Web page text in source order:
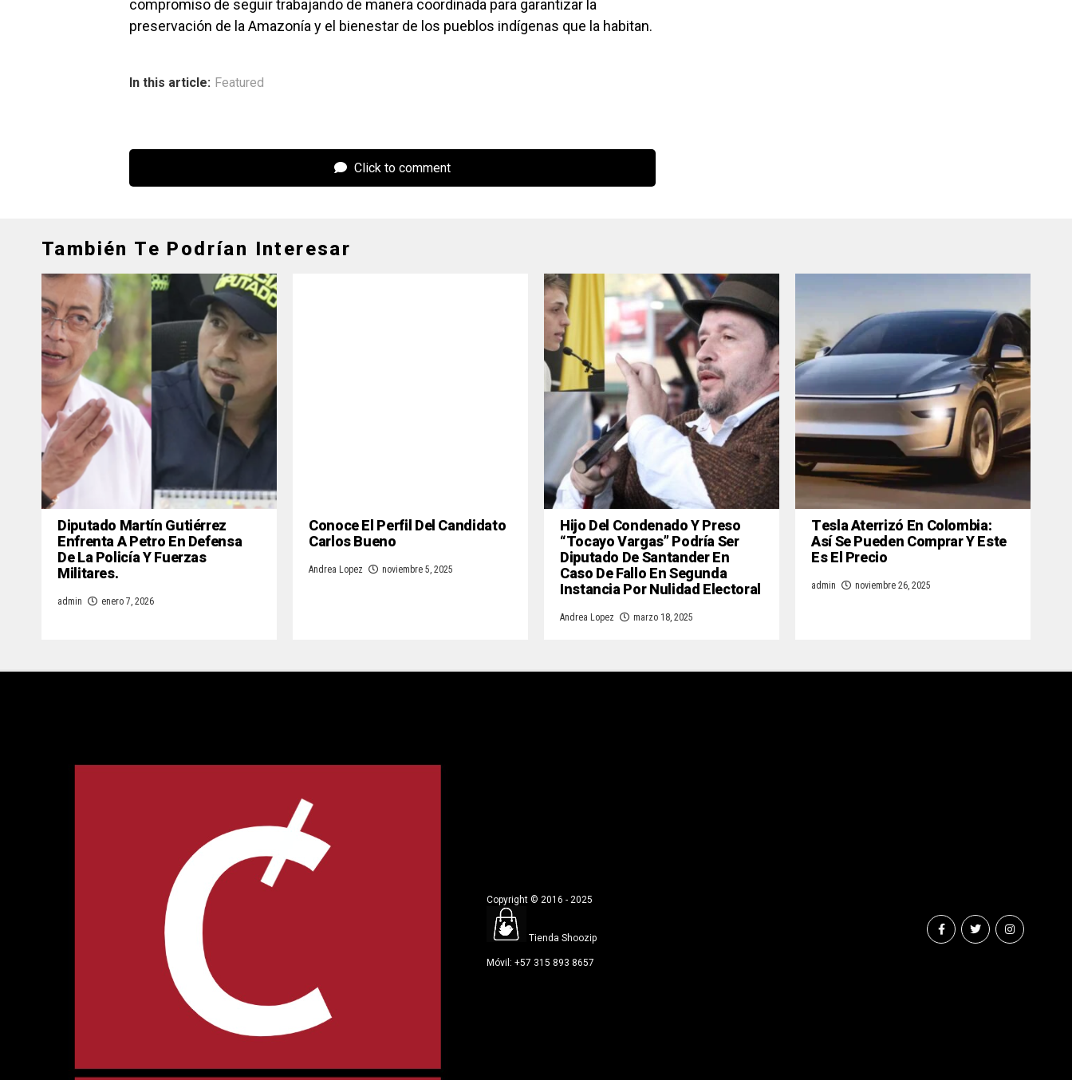
compromiso de seguir trabajando de manera coordinada para garantizar la
preservación de la Amazonía y el bienestar de los pueblos indígenas que la habitan.
In this article: Featured
Click to comment
También Te Podrían Interesar
Diputado Martín Gutiérrez
Enfrenta A Petro En Defensa
De La Policía Y Fuerzas
Militares.
admin enero 7, 2026
Conoce El Perfil Del Candidato
Carlos Bueno
Andrea Lopez noviembre 5, 2025
Hijo Del Condenado Y Preso
“Tocayo Vargas” Podría Ser
Diputado De Santander En
Caso De Fallo En Segunda
Instancia Por Nulidad Electoral
Andrea Lopez marzo 18, 2025
Tesla Aterrizó En Colombia:
Así Se Pueden Comprar Y Este
Es El Precio
admin noviembre 26, 2025
Copyright © 2016 - 2025
Tienda Shoozip
Móvil: +57 315 893 8657